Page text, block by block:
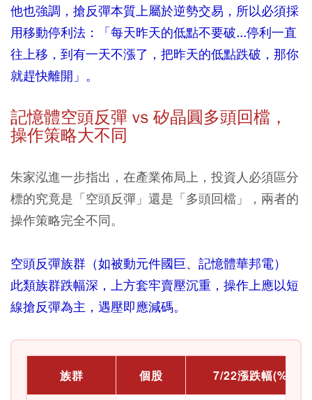
他也強調，搶反彈本質上屬於逆勢交易，所以必須採
用移動停利法：「每天昨天的低點不要破...停利一直
往上移，到有一天不漲了，把昨天的低點跌破，那你
就趕快離開」。
記憶體空頭反彈 vs 矽晶圓多頭回檔，
操作策略大不同
朱家泓進一步指出，在產業佈局上，投資人必須區分
標的究竟是「空頭反彈」還是「多頭回檔」，兩者的
操作策略完全不同。
空頭反彈族群（如被動元件國巨、記憶體華邦電）
此類族群跌幅深，上方套牢賣壓沉重，操作上應以短
線搶反彈為主，遇壓即應減碼。
族群 個股 7/22漲跌幅(%)